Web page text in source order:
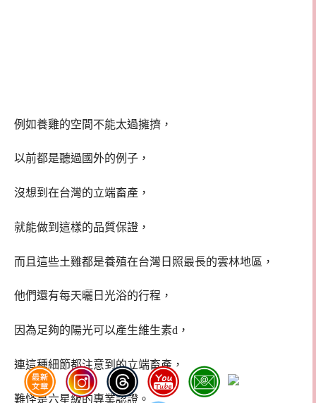
例如養雞的空間不能太過擁擠，
以前都是聽過國外的例子，
沒想到在台灣的立端畜產，
就能做到這樣的品質保證，
而且這些土雞都是養殖在台灣日照最長的雲林地區，
他們還有每天曬日光浴的行程，
因為足夠的陽光可以產生維生素d，
連這種細節都注意到的立端畜產，
難怪是六星級的專業認證。